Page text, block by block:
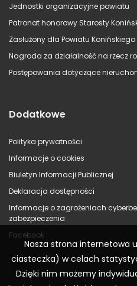
Jednostki organizacyjne powiatu
Patronat honorowy Starosty
Zasłużony dla Powiatu Konińskiego
Nagroda za działalność na rzecz
Postępowania dotyczące
Dodatkowe
Polityka prywatności
Informacje o cookies
Biuletyn Informacji Publicznej
Deklaracja dostępności
Informacje o zagrożeniach
zabezpieczenia
Facebook
Nasza strona internetowa
ciasteczka) w celach
Dzięki nim możemy